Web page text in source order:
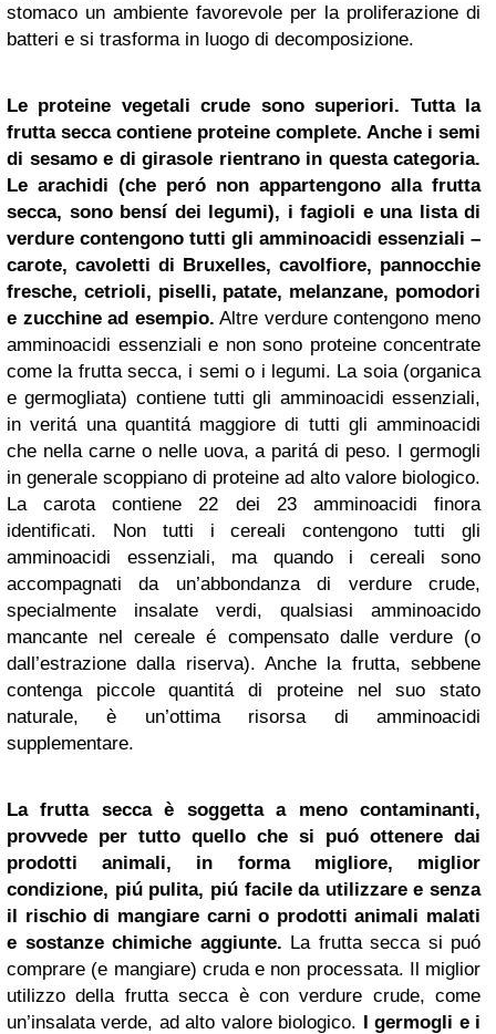
stomaco un ambiente favorevole per la proliferazione di
batteri e si trasforma in luogo di decomposizione.
Le proteine vegetali crude sono superiori. Tutta la
frutta secca contiene proteine complete. Anche i semi
di sesamo e di girasole rientrano in questa categoria.
Le arachidi (che peró non appartengono alla frutta
secca, sono bensí dei legumi), i fagioli e una lista di
verdure contengono tutti gli amminoacidi essenziali –
carote, cavoletti di Bruxelles, cavolfiore, pannocchie
fresche, cetrioli, piselli, patate, melanzane, pomodori
e zucchine ad esempio. Altre verdure contengono meno
amminoacidi essenziali e non sono proteine concentrate
come la frutta secca, i semi o i legumi. La soia (organica
e germogliata) contiene tutti gli amminoacidi essenziali,
in veritá una quantitá maggiore di tutti gli amminoacidi
che nella carne o nelle uova, a paritá di peso. I germogli
in generale scoppiano di proteine ad alto valore biologico.
La carota contiene 22 dei 23 amminoacidi finora
identificati. Non tutti i cereali contengono tutti gli
amminoacidi essenziali, ma quando i cereali sono
accompagnati da un’abbondanza di verdure crude,
specialmente insalate verdi, qualsiasi amminoacido
mancante nel cereale é compensato dalle verdure (o
dall’estrazione dalla riserva). Anche la frutta, sebbene
contenga piccole quantitá di proteine nel suo stato
naturale, è un’ottima risorsa di amminoacidi
supplementare.
La frutta secca è soggetta a meno contaminanti,
provvede per tutto quello che si puó ottenere dai
prodotti animali, in forma migliore, miglior
condizione, piú pulita, piú facile da utilizzare e senza
il rischio di mangiare carni o prodotti animali malati
e sostanze chimiche aggiunte. La frutta secca si puó
comprare (e mangiare) cruda e non processata. Il miglior
utilizzo della frutta secca è con verdure crude, come
un’insalata verde, ad alto valore biologico. I germogli e i